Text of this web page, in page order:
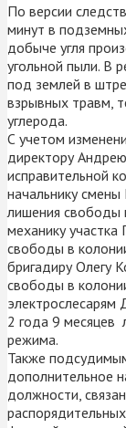
По версии
минут в
добыче угля
угольной пыли. В
под землей в
взрывных травм,
углерода.
С учетом
директору
исправительной
начальнику
лишения свободы
механику
свободы в
бригадиру Олегу
свободы в
электрослесарям
2 года 9 месяцев
режима.
Также
дополнительное
должности,